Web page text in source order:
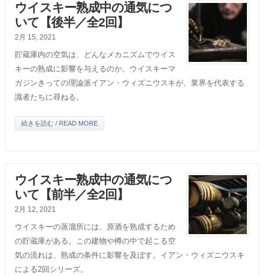
ウイスキー熟成中の通気につ
いて【後半／全2回】
2月 15, 2021
貯蔵庫内の空気は、どんなメカニズムでウイス
キーの熟成に影響を与えるのか。ウイスキーマ
ガジンきっての理論派イアン・ウィズニウスキが、業界を代表する
識者たちに尋ねる。
続きを読む / READ MORE
ウイスキー熟成中の通気につ
いて【前半／全2回】
2月 12, 2021
ウイスキーの蒸溜所には、原酒を熟成するため
の貯蔵庫がある。この建物や樽の中で起こる空
気の流れは、熟成の条件に影響を及ぼす。イアン・ウィズニウスキ
による2回シリーズ。